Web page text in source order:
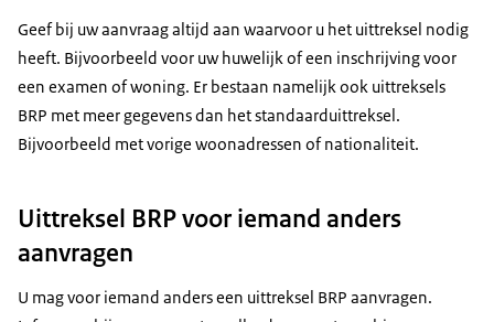
Geef bij uw aanvraag altijd aan waarvoor u het uittreksel nodig
heeft. Bijvoorbeeld voor uw huwelijk of een inschrijving voor
een examen of woning. Er bestaan namelijk ook uittreksels
BRP met meer gegevens dan het standaarduittreksel.
Bijvoorbeeld met vorige woonadressen of nationaliteit.
Uittreksel BRP voor iemand anders
aanvragen
U mag voor iemand anders een uittreksel BRP aanvragen.